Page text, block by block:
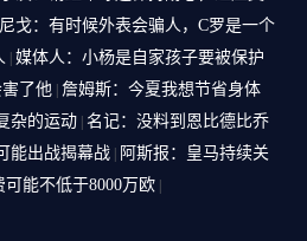
戈：有时候外表会骗人，C罗是一个
媒体人：小杨是自家孩子要被保护
了他 詹姆斯：今夏我想节省身体
杂的运动 名记：没料到恩比德比乔
能出战揭幕战
阿斯报：皇马持续关
能不低于8000万欧